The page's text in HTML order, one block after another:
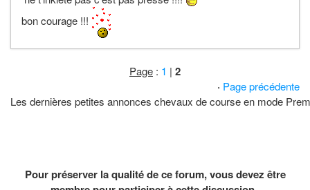
bon courage !!!
Page : 1 | 2
· Page précédente
Les dernières petites annonces chevaux de course en mode
Pour préserver la qualité de ce forum, vous devez être